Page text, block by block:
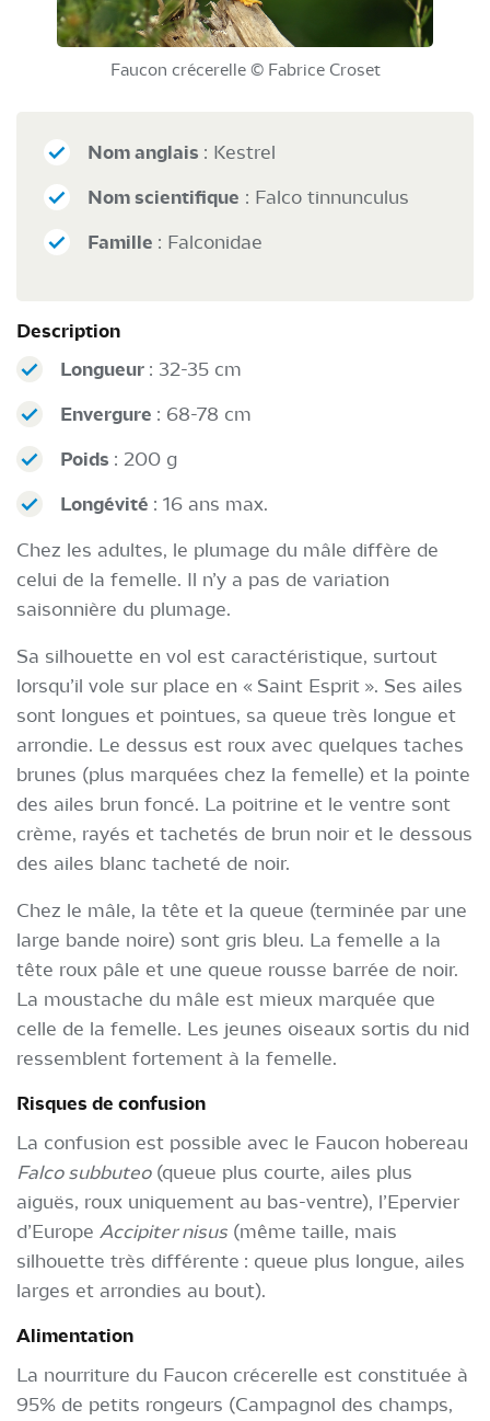
Faucon crécerelle © Fabrice Croset
Nom anglais : Kestrel
Nom scientifique : Falco tinnunculus
Famille : Falconidae
Description
Longueur : 32-35 cm
Envergure : 68-78 cm
Poids : 200 g
Longévité : 16 ans max.
Chez les adultes, le plumage du mâle diffère de
celui de la femelle. Il n’y a pas de variation
saisonnière du plumage.
Sa silhouette en vol est caractéristique, surtout
lorsqu’il vole sur place en « Saint Esprit ». Ses ailes
sont longues et pointues, sa queue très longue et
arrondie. Le dessus est roux avec quelques taches
brunes (plus marquées chez la femelle) et la pointe
des ailes brun foncé. La poitrine et le ventre sont
crème, rayés et tachetés de brun noir et le dessous
des ailes blanc tacheté de noir.
Chez le mâle, la tête et la queue (terminée par une
large bande noire) sont gris bleu. La femelle a la
tête roux pâle et une queue rousse barrée de noir.
La moustache du mâle est mieux marquée que
celle de la femelle. Les jeunes oiseaux sortis du nid
ressemblent fortement à la femelle.
Risques de confusion
La confusion est possible avec le Faucon hobereau
Falco subbuteo(queue plus courte, ailes plus
aiguës, roux uniquement au bas-ventre), l’Epervier
d’Europe Accipiter nisus (même taille, mais
silhouette très différente : queue plus longue, ailes
larges et arrondies au bout).
Alimentation
La nourriture du Faucon crécerelle est constituée à
95% de petits rongeurs (Campagnol des champs,